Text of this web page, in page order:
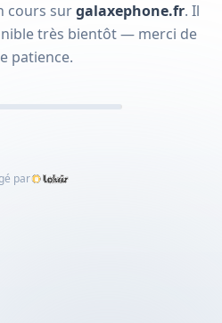
cours surgalaxephone.fr. Il
très bientôt — merci de
patience.
par